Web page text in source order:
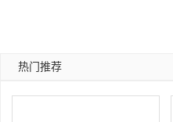
热门推荐